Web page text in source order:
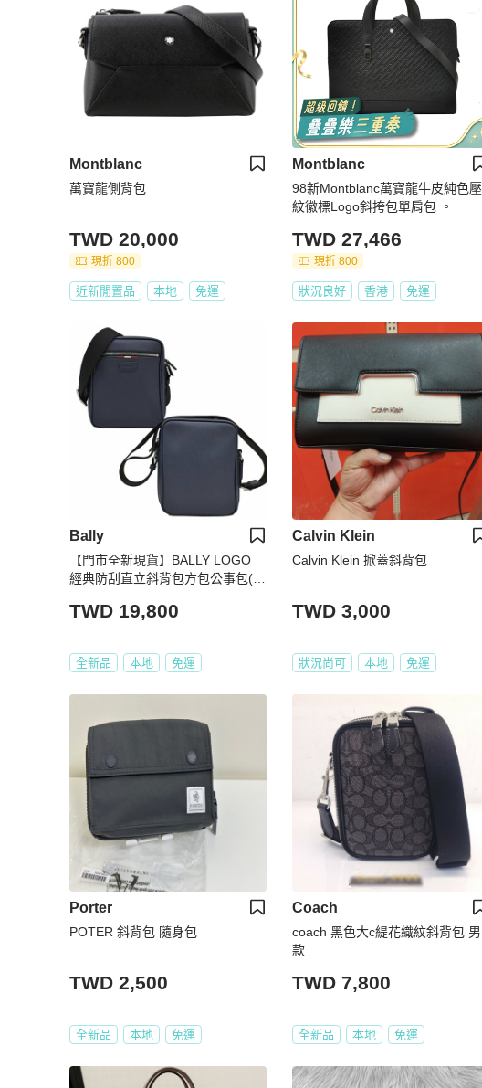
Montblanc
萬寶龍側背包
TWD 20,000
現折 800
近新閒置品 本地 免運
Montblanc
98新Montblanc萬寶龍牛皮純色壓
紋徽標Logo斜挎包單肩包 。
TWD 27,466
現折 800
狀況良好 香港 免運
Bally
【門市全新現貨】BALLY LOGO
經典防刮直立斜背包方包公事包(附
TWD 19,800
全新品 本地 免運
Calvin Klein
Calvin Klein 掀蓋斜背包
TWD 3,000
狀況尚可 本地 免運
Porter
POTER 斜背包 隨身包
TWD 2,500
全新品 本地 免運
Coach
coach 黑色大c緹花織紋斜背包 男
款
TWD 7,800
全新品 本地 免運